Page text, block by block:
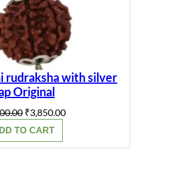
rudraksha with silver
Original
Original
price
was:
₹4,500.00.
₹3,850.00Current
TO CART